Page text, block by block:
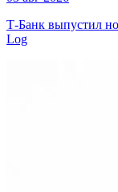
Т-Банк выпустил
Log